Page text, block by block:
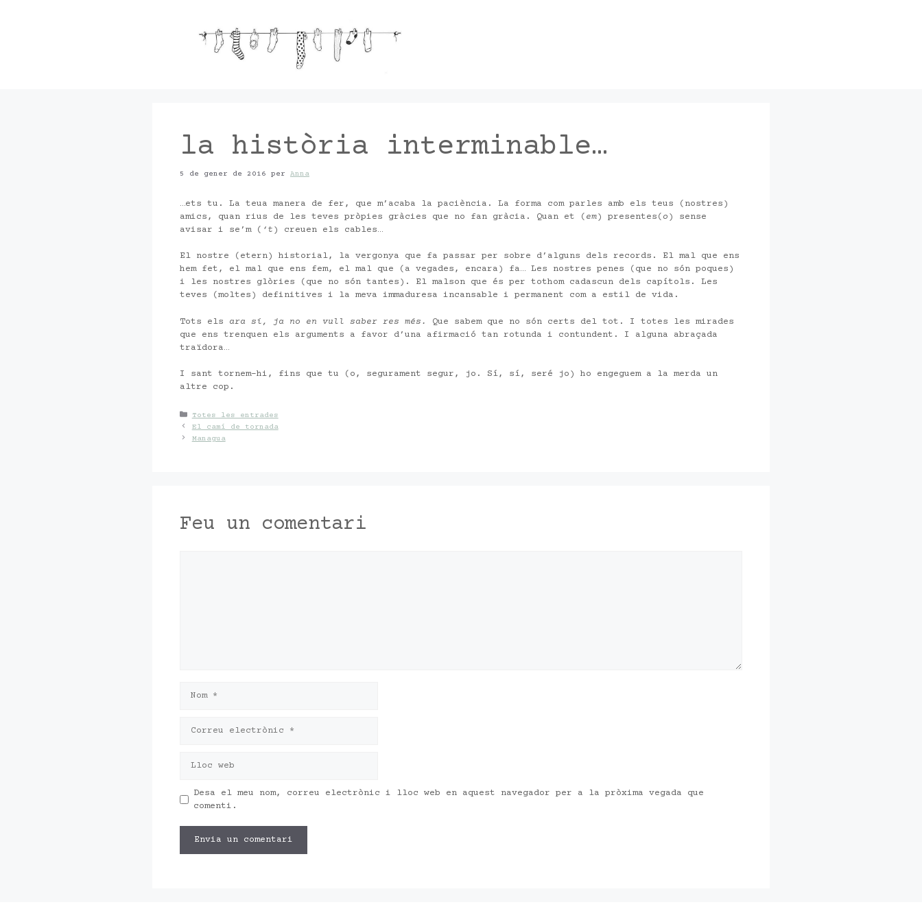
la història interminable…
5 de gener de 2016 per Anna
…ets tu. La teua manera de fer, que m’acaba la paciència. La forma com parles amb els teus (nostres)
amics, quan rius de les teves pròpies gràcies que no fan gràcia. Quan et ( em) presentes( o ) sense
avisar i se’m ( ‘t ) creuen els cables…
El nostre (etern) historial, la vergonya que fa passar per sobre d’alguns dels records. El mal que ens
hem fet, el mal que ens fem, el mal que (a vegades, encara) fa… Les nostres penes (que no són poques)
i les nostres glòries (que no són tantes). El malson que és per tothom cadascun dels capítols. Les
teves (moltes) definitives i la meva immaduresa incansable i permanent com a estil de vida.
Tots els ara sí, ja no en vull saber res més. Que sabem que no són certs del tot. I totes les mirades
que ens trenquen els arguments a favor d’una afirmació tan rotunda i contundent. I alguna abraçada
traïdora…
I sant tornem-hi, fins que tu (o, segurament segur, jo. Sí, sí, seré jo) ho engeguem a la merda un
altre cop.
Categories
Totes les entrades
El camí de tornada
Managua
Feu un comentari
electrònic
web
Desa el meu nom, correu electrònic i lloc web en aquest navegador per a la pròxima vegada que
comenti.